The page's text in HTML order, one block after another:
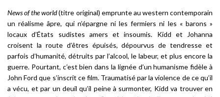
News of the world(titre original) emprunte au western contemporain
un réalisme âpre, qui n’épargne ni les fermiers ni les « barons »
locaux d’États sudistes amers et insoumis. Kidd et Johanna
croisent la route d’êtres épuisés, dépourvus de tendresse et
parfois d’humanité, détruits par l’alcool, le labeur, et plus encore la
guerre. Pourtant, c’est bien dans la lignée d’un humanisme fidèle à
John Ford que s’inscrit ce film. Traumatisé par la violence de ce qu’il
a vécu, et par un deuil qu’il peine à surmonter, Kidd va trouver en